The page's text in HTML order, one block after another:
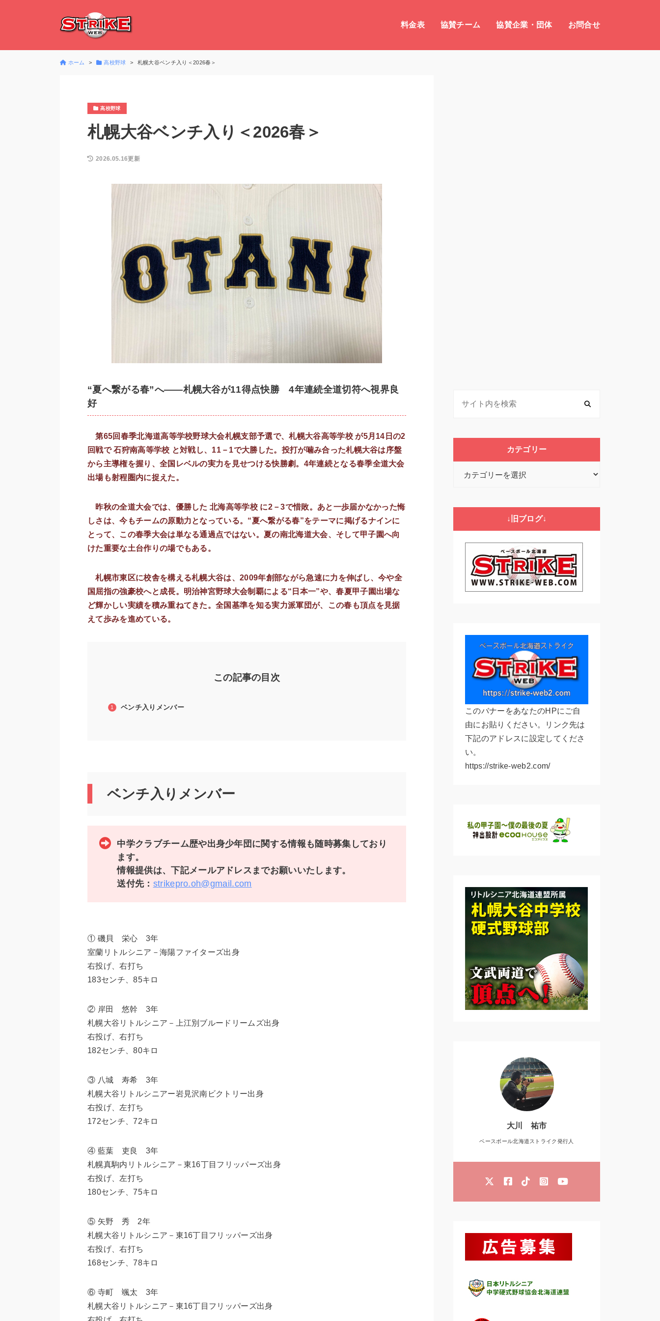
料金表 協賛チーム 協賛企業・団体 お問合せ
ホーム 高校野球 札幌大谷ベンチ入り＜2026春＞
高校野球
札幌大谷ベンチ入り＜2026春＞
2026.05.16更新
“夏へ繋がる春”へ――札幌大谷が11得点快勝 4年連続全道切符へ視界良
好
第65回春季北海道高等学校野球大会札幌支部予選で、札幌大谷高等学校 が5月14日の2
回戦で 石狩南高等学校 と対戦し、11－1で大勝した。投打が噛み合った札幌大谷は序盤
から主導権を握り、全国レベルの実力を見せつける快勝劇。4年連続となる春季全道大会
出場も射程圏内に捉えた。
昨秋の全道大会では、優勝した 北海高等学校 に2－3で惜敗。あと一歩届かなかった悔
しさは、今もチームの原動力となっている。“夏へ繋がる春”をテーマに掲げるナインに
とって、この春季大会は単なる通過点ではない。夏の南北海道大会、そして甲子園へ向
けた重要な土台作りの場でもある。
札幌市東区に校舎を構える札幌大谷は、2009年創部ながら急速に力を伸ばし、今や全
国屈指の強豪校へと成長。明治神宮野球大会制覇による“日本一”や、春夏甲子園出場な
ど輝かしい実績を積み重ねてきた。全国基準を知る実力派軍団が、この春も頂点を見据
えて歩みを進めている。
この記事の目次
ベンチ入りメンバー
ベンチ入りメンバー
中学クラブチーム歴や出身少年団に関する情報も随時募集しており
ます。
情報提供は、下記メールアドレスまでお願いいたします。
送付先： strikepro.oh@gmail.com
① 磯貝 栄心 3年
室蘭リトルシニア－海陽ファイターズ出身
右投げ、右打ち
183センチ、85キロ
② 岸田 悠幹 3年
札幌大谷リトルシニア－上江別ブルードリームズ出身
右投げ、右打ち
182センチ、80キロ
③ 八城 寿希 3年
札幌大谷リトルシニアー岩見沢南ビクトリー出身
右投げ、左打ち
172センチ、72キロ
④ 藍葉 吏良 3年
札幌真駒内リトルシニア－東16丁目フリッパーズ出身
右投げ、左打ち
180センチ、75キロ
⑤ 矢野 秀 2年
札幌大谷リトルシニア－東16丁目フリッパーズ出身
右投げ、右打ち
168センチ、78キロ
⑥ 寺町 颯太 3年
札幌大谷リトルシニア－東16丁目フリッパーズ出身
カテゴリー
リ
↓旧ブログ↓
このバナーをあなたのHPにご自
由にお貼りください。リンク先は
下記のアドレスに設定してくださ
い。
https://strike-web2.com/
大川 祐市
ベースボール北海道ストライク発行人